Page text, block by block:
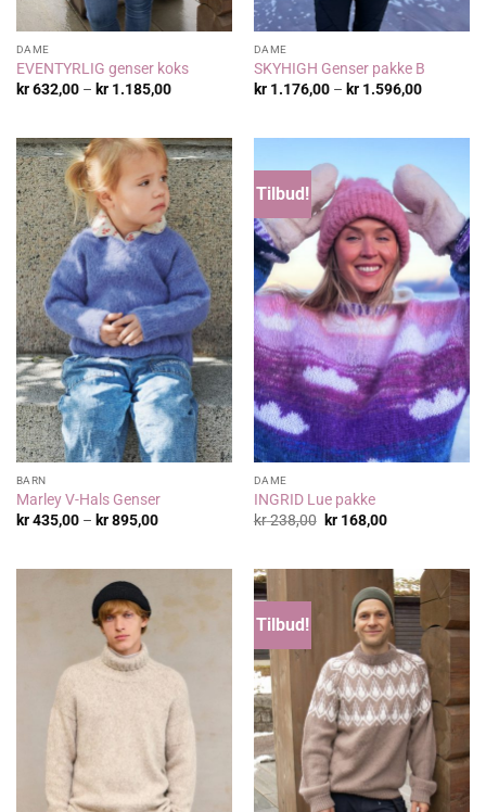
DAME
EVENTYRLIG genser koks
kr632,00 – kr1.185,00Prisområde:
DAME
SKYHIGH Genser pakke B
kr1.176,00 – kr1.596,00
BARN
Marley V-Hals Genser
kr435,00 – kr895,00Prisområde:
Tilbud!
DAME
INGRID Lue pakke
kr238,00 Opprinnelig
kr168,00Nåværende
Tilbud!